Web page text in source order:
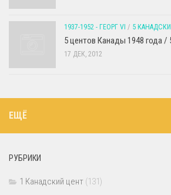
1937-1952 - ГЕОРГ VI / 5
5 центов Канады 1948 года /
17 ДЕК, 2012
ЕЩЁ
РУБРИКИ
1 Канадский цент (131)